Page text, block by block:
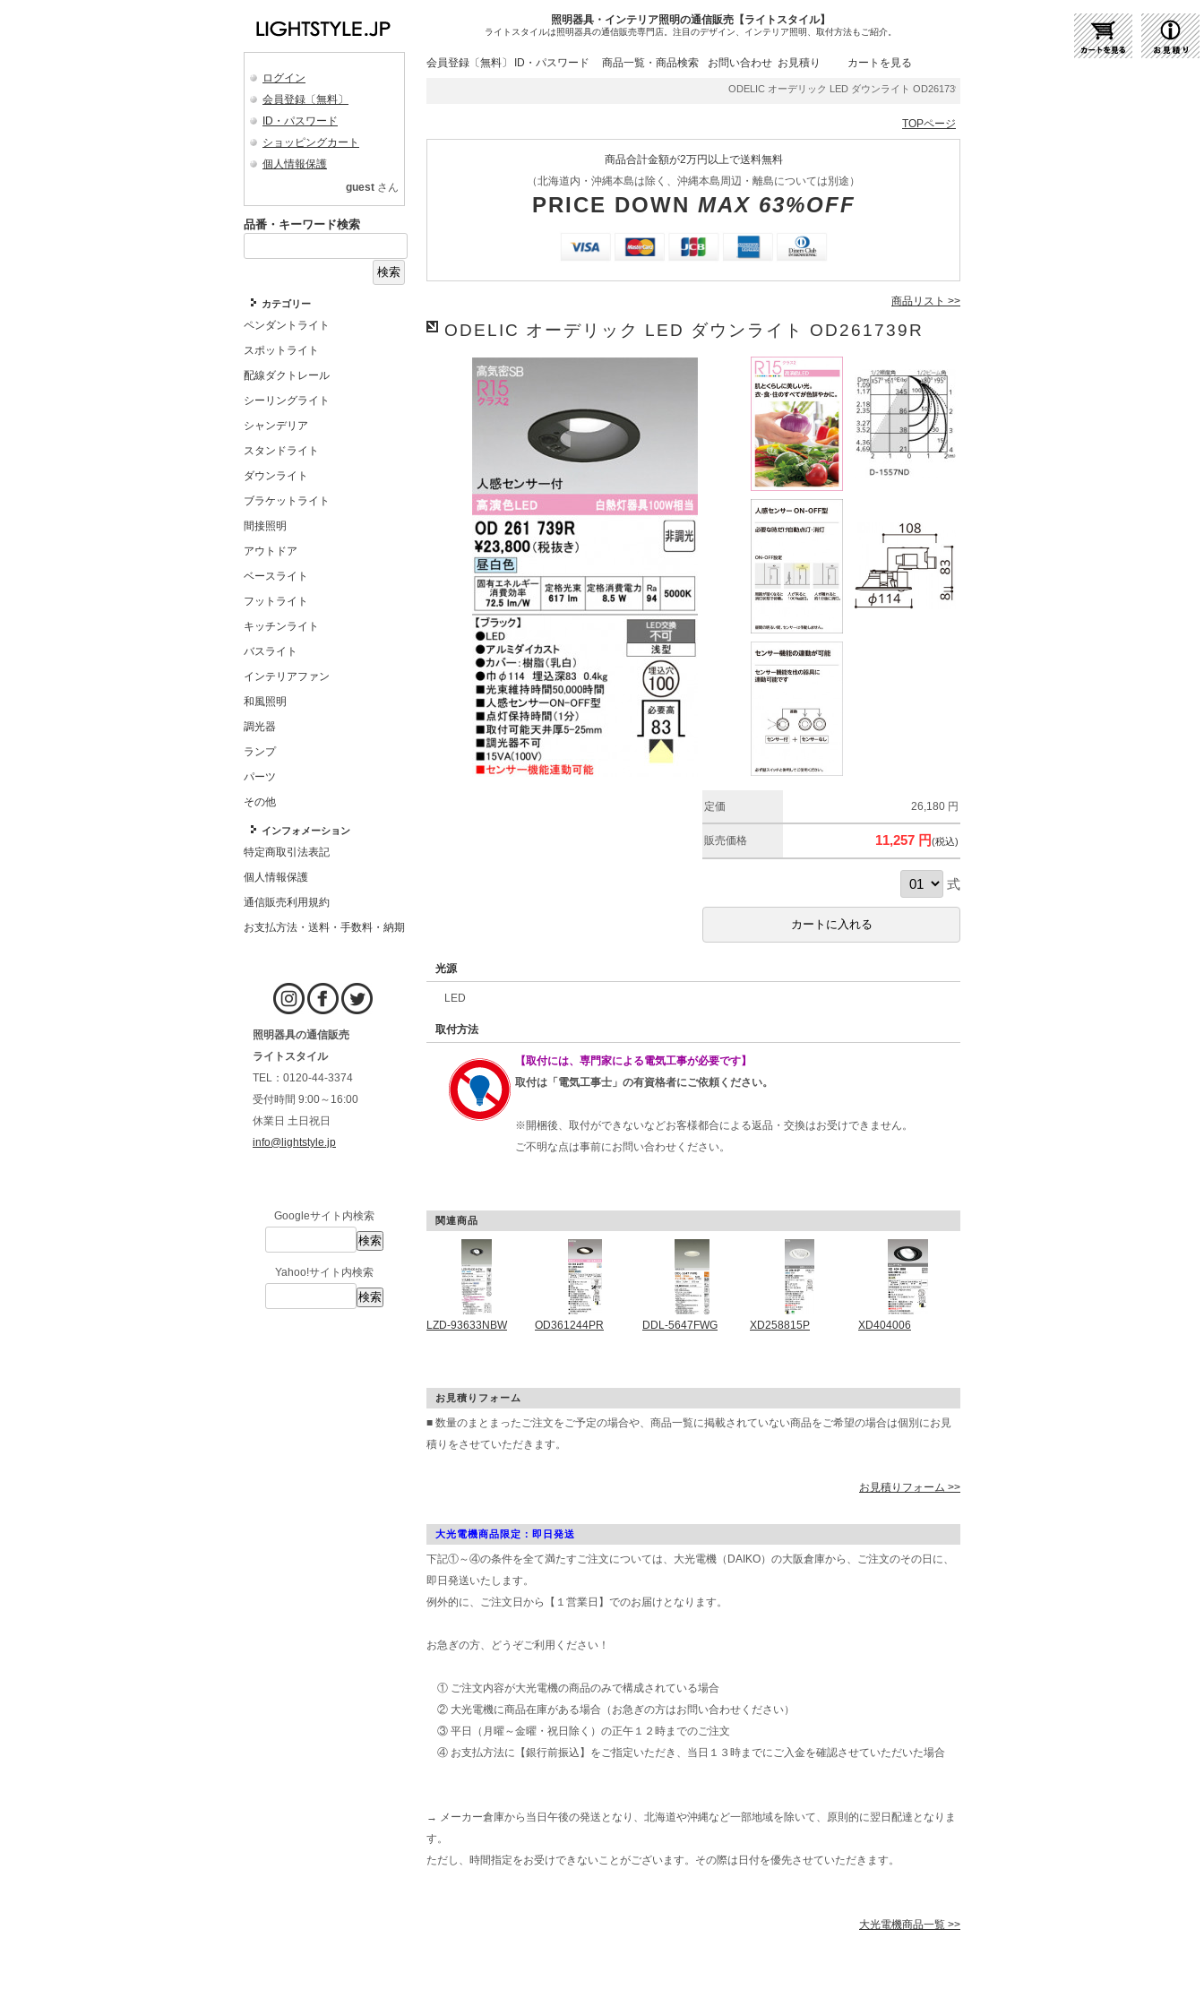
照明器具・インテリア照明の通信販売【ライトスタイル】
ライトスタイルは照明器具の通信販売専門店。注目のデザイン、インテリア照明、取付方法もご紹介。
ログイン
会員登録〔無料〕
ID・パスワード
ショッピングカート
個人情報保護
guest さん
品番・キーワード検索
カテゴリー
ペンダントライト
スポットライト
配線ダクトレール
シーリングライト
シャンデリア
スタンドライト
ダウンライト
ブラケットライト
間接照明
アウトドア
ベースライト
フットライト
キッチンライト
バスライト
インテリアファン
和風照明
調光器
ランプ
パーツ
その他
インフォメーション
特定商取引法表記
個人情報保護
通信販売利用規約
お支払方法・送料・手数料・納期
照明器具の通信販売
ライトスタイル
TEL：0120-44-3374
受付時間 9:00～16:00
休業日 土日祝日
info@lightstyle.jp
Googleサイト内検索
Yahoo!サイト内検索
会員登録〔無料〕 ID・パスワード 商品一覧・商品検索 お問い合わせ お見積り カートを見る
ODELIC オーデリック LED ダウンライト OD261739R | 商品紹介 | 照明器具の通販・インテリア照明の通信販
TOPページ
商品合計金額が2万円以上で送料無料
（北海道内・沖縄本島は除く、沖縄本島周辺・離島については別途）
PRICE DOWN MAX 63%OFF
商品リスト >>
ODELIC オーデリック LED ダウンライト OD261739R
定価 26,180 円
販売価格 11,257 円(税込)
式
光源
LED
取付方法
【取付には、専門家による電気工事が必要です】
取付は「電気工事士」の有資格者にご依頼ください。
※開梱後、取付ができないなどお客様都合による返品・交換はお受けできません。
ご不明な点は事前にお問い合わせください。
関連商品
LZD-93633NBW OD361244PR DDL-5647FWG XD258815P XD404006
お見積りフォーム
■ 数量のまとまったご注文をご予定の場合や、商品一覧に掲載されていない商品をご希望の場合は個別にお見
積りをさせていただきます。
お見積りフォーム >>
大光電機商品限定：即日発送
下記①～④の条件を全て満たすご注文については、大光電機（DAIKO）の大阪倉庫から、ご注文のその日に、
即日発送いたします。
例外的に、ご注文日から【１営業日】でのお届けとなります。
お急ぎの方、どうぞご利用ください！
① ご注文内容が大光電機の商品のみで構成されている場合
② 大光電機に商品在庫がある場合（お急ぎの方はお問い合わせください）
③ 平日（月曜～金曜・祝日除く）の正午１２時までのご注文
④ お支払方法に【銀行前振込】をご指定いただき、当日１３時までにご入金を確認させていただいた場合
→ メーカー倉庫から当日午後の発送となり、北海道や沖縄など一部地域を除いて、原則的に翌日配達となりま
す。
ただし、時間指定をお受けできないことがございます。その際は日付を優先させていただきます。
大光電機商品一覧 >>